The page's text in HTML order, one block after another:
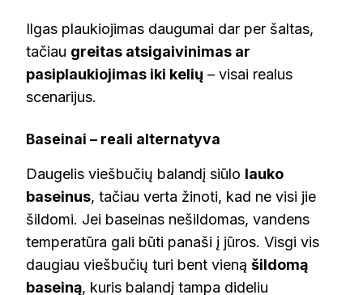
Ilgas plaukiojimas daugumai dar per šaltas,
tačiau greitas atsigaivinimas ar
pasiplaukiojimas iki kelių – visai realus
scenarijus.
Baseinai – reali alternatyva
Daugelis viešbučių balandį siūlo lauko
baseinus, tačiau verta žinoti, kad ne visi jie
šildomi. Jei baseinas nešildomas, vandens
temperatūra gali būti panaši į jūros. Visgi vis
daugiau viešbučių turi bent vieną šildomą
baseiną, kuris balandį tampa dideliu